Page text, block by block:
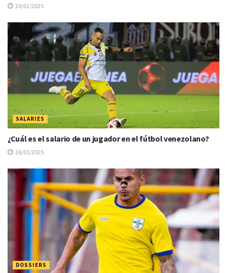
20/01/2025
SALARIES
¿Cuál es el salario de un jugador en el fútbol venezolano?
26/01/2025
DOSSIERS